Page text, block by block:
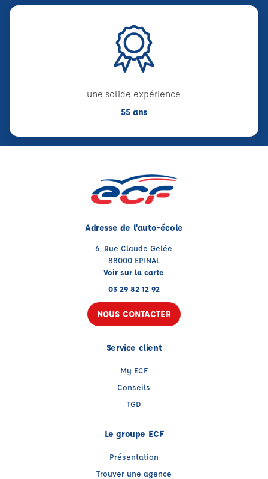
une solide expérience
55 ans
Adresse de l'auto-école
6, Rue Claude Gelée
88000 EPINAL
Voir sur la carte
03 29 82 12 92
NOUS CONTACTER
Service client
My ECF
Conseils
TGD
Le groupe ECF
Présentation
Trouver une agence